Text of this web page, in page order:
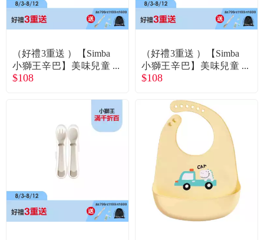
（好禮3重送 ）【Simba
小獅王辛巴】美味兒童
叉匙組（晨藍）
$108
（好禮3重送 ）【Simba
小獅王辛巴】美味兒童
叉匙組（栗粉）
$108